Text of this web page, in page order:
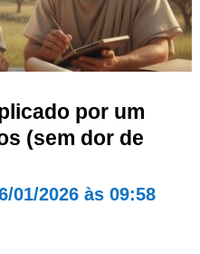
por um
(sem dor de
01/2026 às 09:58